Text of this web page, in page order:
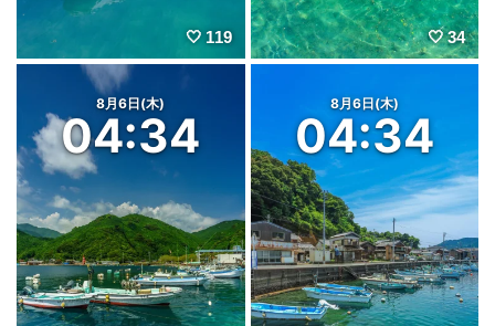
119 34
8月6日(木)
04:34
8月6日(木)
04:34